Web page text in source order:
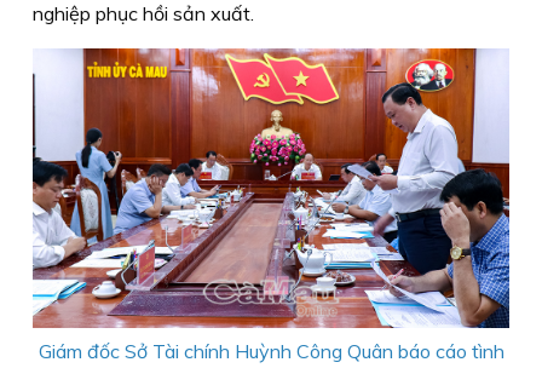
nghiệp phục hồi sản xuất.
Giám đốc Sở Tài chính Huỳnh Công Quân báo cáo tình